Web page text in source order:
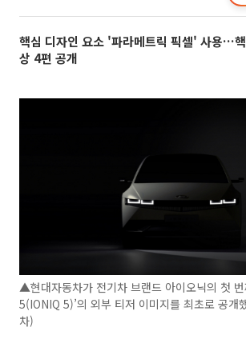
핵심 디자인 요소 '파라메트릭 픽셀' 사용…
상 4편 공개
▲현대자동차가 전기차 브랜드 아이오닉의 첫 번
5(IONIQ 5)’의 외부 티저 이미지를 최초로 공개
차)